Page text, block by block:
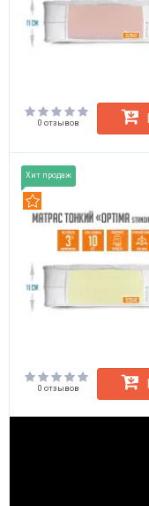
0 отзывов
Хит продаж
0 отзывов